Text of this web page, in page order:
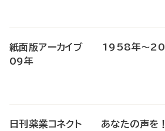
紙面版アーカイブ 1958年～20
09年
日刊薬業コネクト あなたの声を！